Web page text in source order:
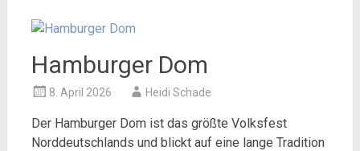
Hamburger Dom
8. April 2026 Heidi Schade
Der Hamburger Dom ist das größte Volksfest
Norddeutschlands und blickt auf eine lange Tradition